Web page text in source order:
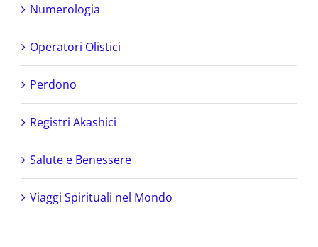
Numerologia
Operatori Olistici
Perdono
Registri Akashici
Salute e Benessere
Viaggi Spirituali nel Mondo